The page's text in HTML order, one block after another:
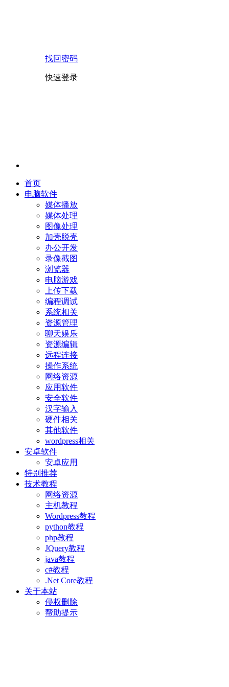
找回密码
快速登录
首页
电脑软件
媒体播放
媒体处理
图像处理
加壳脱壳
办公开发
录像截图
浏览器
电脑游戏
上传下载
编程调试
系统相关
资源管理
聊天娱乐
资源编辑
远程连接
操作系统
网络资源
应用软件
安全软件
汉字输入
硬件相关
其他软件
wordpress相关
安卓软件
安卓应用
特别推荐
技术教程
网络资源
主机教程
Wordpress教程
python教程
php教程
JQuery教程
java教程
c#教程
.Net Core教程
关于本站
侵权删除
帮助提示